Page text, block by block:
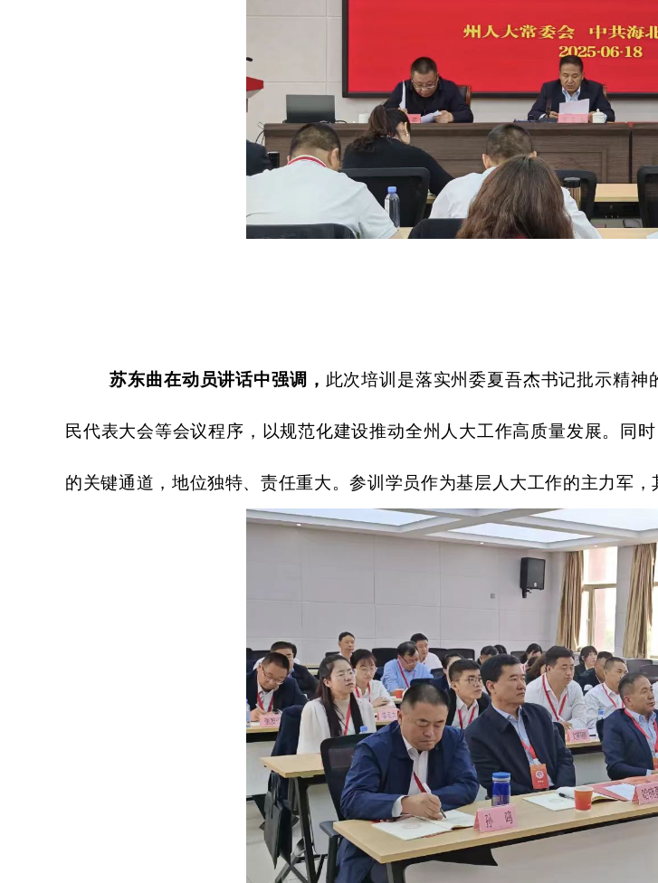
苏东曲在动员讲话中强调， 此次培训是落实州委夏吾杰书记批示精
民代表大会等会议程序，以规范化建设推动全州人大工作高质量发展。同
的关键通道，地位独特、责任重大。参训学员作为基层人大工作的主力军